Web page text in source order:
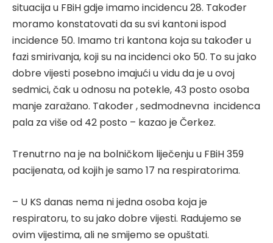
situacija u FBiH gdje imamo incidencu 28. Također
moramo konstatovati da su svi kantoni ispod
incidence 50. Imamo tri kantona koja su također u
fazi smirivanja, koji su na incidenci oko 50. To su jako
dobre vijesti posebno imajući u vidu da je u ovoj
sedmici, čak u odnosu na potekle, 43 posto osoba
manje zaražano. Također , sedmodnevna incidenca
pala za više od 42 posto – kazao je Čerkez.
Trenutrno na je na bolničkom liječenju u FBiH 359
pacijenata, od kojih je samo 17 na respiratorima.
– U KS danas nema ni jedna osoba koja je
respiratoru, to su jako dobre vijesti. Radujemo se
ovim vijestima, ali ne smijemo se opuštati.